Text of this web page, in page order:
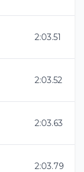
2:03.51
2:03.52
2:03.63
2:03.79